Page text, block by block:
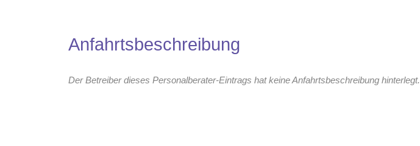
Anfahrtsbeschreibung
Der Betreiber dieses Personalberater-Eintrags hat keine Anfahrtsbeschreibung hinterlegt.